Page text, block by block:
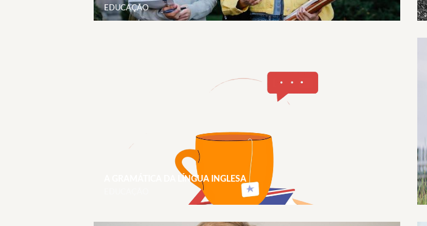
EDUCAÇÃO
A GRAMÁTICA DA LÍNGUA INGLESA